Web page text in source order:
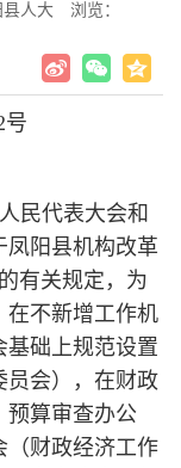
人大
浏览：
号
民代表大会和
凤阳县机构改革
有关规定，为
在不新增工作机
基础上规范设置
员会），在财政
预算审查办公
（财政经济工作